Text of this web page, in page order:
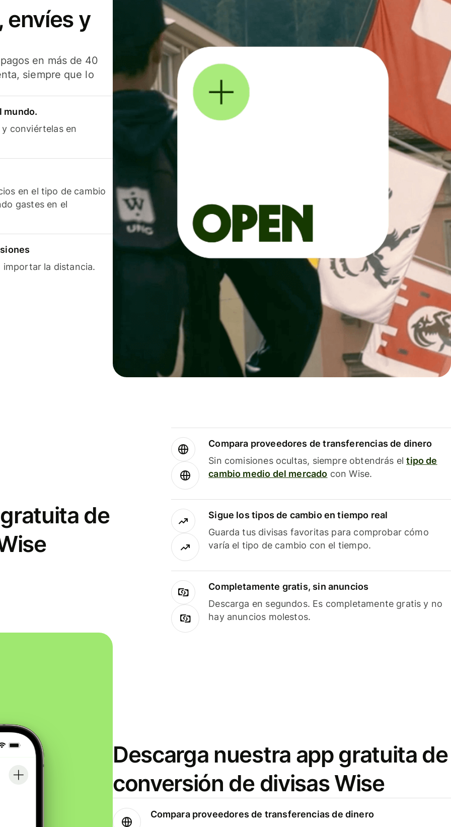
envíes y
en más de 40
siempre que lo
mundo.
conviértelas en
en el tipo de cambio
gastes en el
importar la distancia.
de
Compara proveedores de transferencias de dinero
Sin comisiones ocultas, siempre obtendrás eltipo de
cambio medio del mercado con Wise.
Sigue los tipos de cambio en tiempo real
Guarda tus divisas favoritas para comprobar cómo
varía el tipo de cambio con el tiempo.
Completamente gratis, sin anuncios
Descarga en segundos. Es completamente gratis y no
hay anuncios molestos.
Descarga nuestra app gratuita de
conversión de divisas Wise
Compara proveedores de transferencias de dinero